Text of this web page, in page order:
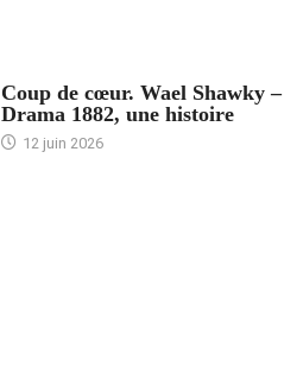
Coup de cœur. Wael Shawky –
Drama 1882, une histoire
12 juin 2026